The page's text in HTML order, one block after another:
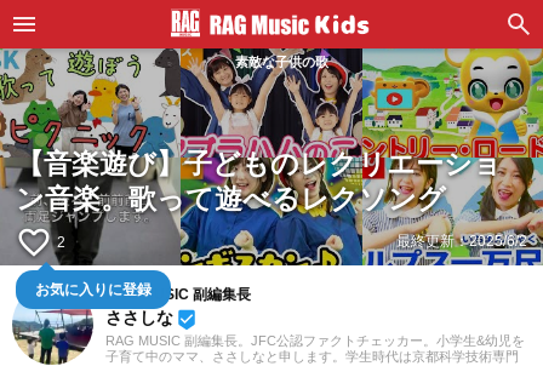
素敵な子供の歌
【音楽遊び】子どものレクリエーショ
ン音楽。歌って遊べるレクソング
favorite_border 2
お気に入りに登録
最終更新：2025/6/2
RAG MUSIC 副編集長
ささしな beenhere
RAG MUSIC 副編集長。JFC公認ファクトチェッカー。小学生&幼児を
子育て中のママ、ささしなと申します。学生時代は京都科学技術専門